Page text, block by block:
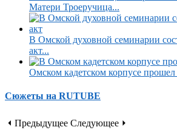
Матери Троеручица...
В Омской духовной семинарии
акт...
Омском кадетском корпусе
Сюжеты на RUTUBE
⏴ Предыдущее Следующее ⏵